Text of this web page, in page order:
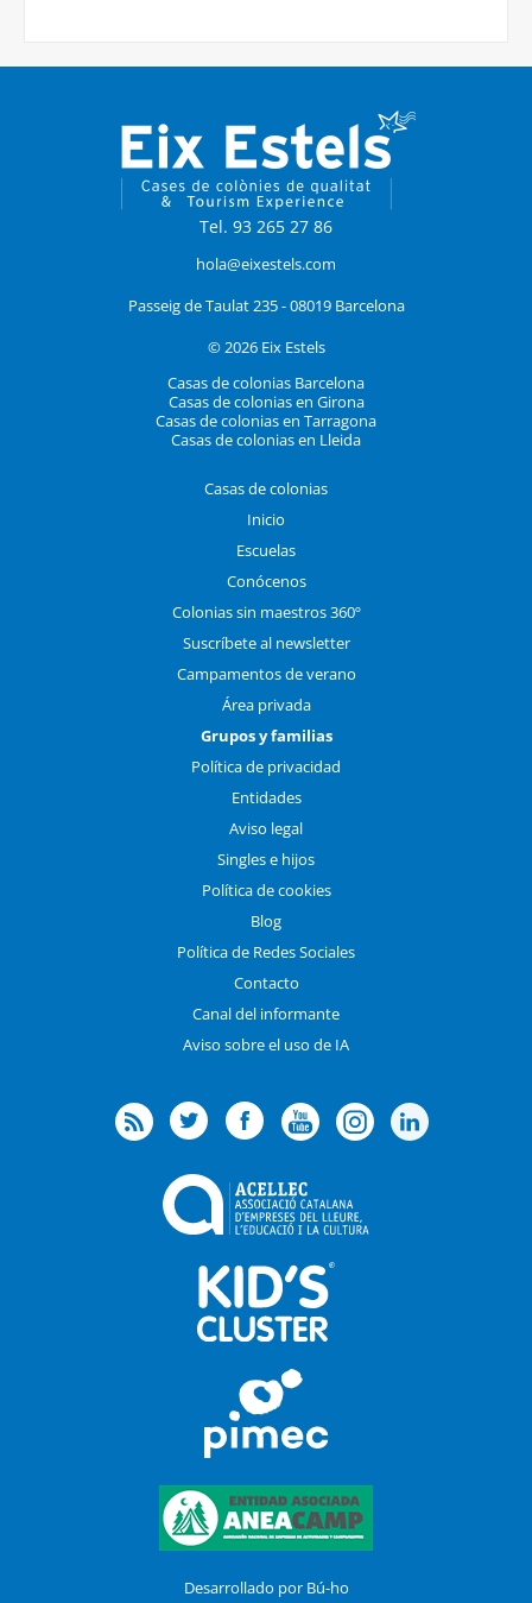
Tel. 93 265 27 86
hola@eixestels.com
Passeig de Taulat 235 - 08019 Barcelona
© 2026 Eix Estels
Casas de colonias Barcelona
Casas de colonias en Girona
Casas de colonias en Tarragona
Casas de colonias en Lleida
Casas de colonias
Inicio
Escuelas
Conócenos
Colonias sin maestros 360º
Suscríbete al newsletter
Campamentos de verano
Área privada
Grupos y familias
Política de privacidad
Entidades
Aviso legal
Singles e hijos
Política de cookies
Blog
Política de Redes Sociales
Contacto
Canal del informante
Aviso sobre el uso de IA
Desarrollado por Bú-ho